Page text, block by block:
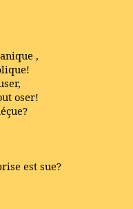
,
oser!
est sue?